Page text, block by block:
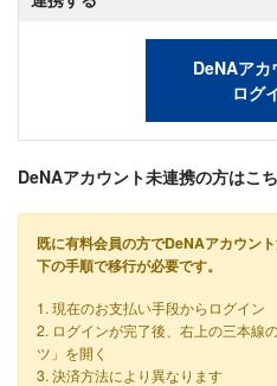
DeNAアカ
ログ
DeNAアカウント未連携の方はこ
既に有料会員の方でDeNAアカウン
下の手順で移行が必要です。
1. 現在のお支払い手段からログイン
2. ログインが完了後、右上の三本線
ツ」を開く
3. 決済方法により異なります